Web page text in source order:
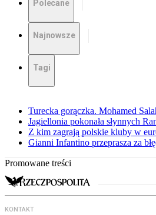
Polecane
Najnowsze
Tagi
Turecka gorączka. Mohamed
Jagiellonia pokonała słynnych
Z kim zagrają polskie kluby w
Gianni Infantino przeprasza za
Promowane treści
KONTAKT